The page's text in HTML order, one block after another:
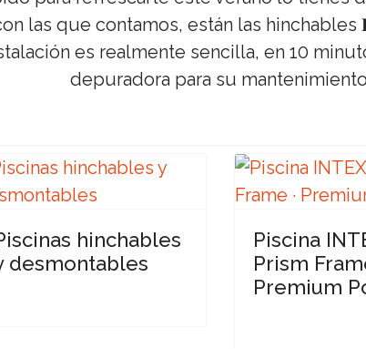
las que contamos, están las
es realmente sencilla, en 10
depuradora para su
hinchables
desmontables
Piscina
Prism
Premium